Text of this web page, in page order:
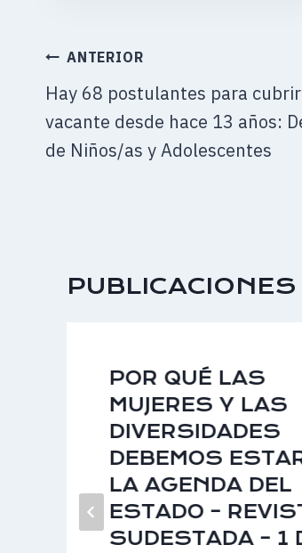
NAVEGACIÓN
DE
ENTRADAS
ANTERIOR
Hay 68 postulantes para
vacante desde hace 13 años:
de Niños/as y Adolescentes
POR QUÉ LAS
MUJERES Y LAS
DIVERSIDADES
DEBEMOS
LA AGENDA DEL
ESTADO –
SUDESTADA – 1